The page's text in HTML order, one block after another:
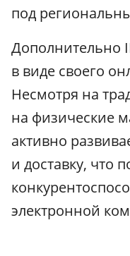
под
Дополнительно
в виде своего
Несмотря на
на физические
активно
и доставку, что
электронной